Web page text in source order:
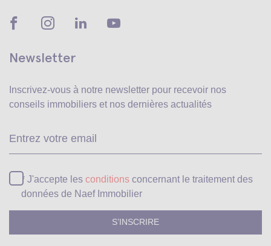
Newsletter
Inscrivez-vous à notre newsletter pour recevoir nos
conseils immobiliers et nos dernières actualités
* J'accepte les conditions concernant le traitement des
données de Naef Immobilier